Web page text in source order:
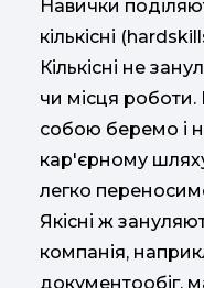
Навички
кількісні
Кількісні не
чи місця
собою беремо і
кар'єрному
легко
Якісні ж
компанія,
документообіг,